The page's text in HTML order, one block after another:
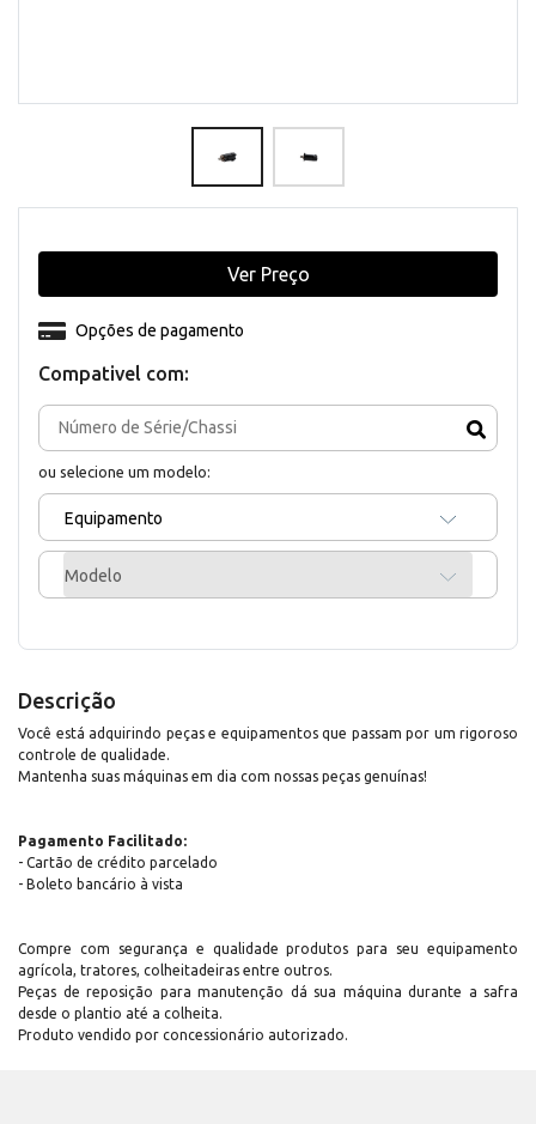
Compativel com:
ou selecione um modelo:
Equipamento
Modelo
Opções de pagamento
Ver Preço
Descrição
Você está adquirindo peças e equipamentos que passam por um rigoroso
controle de qualidade.
Mantenha suas máquinas em dia com nossas peças genuínas!
Pagamento Facilitado:
- Cartão de crédito parcelado
- Boleto bancário à vista
Compre com segurança e qualidade produtos para seu equipamento
agrícola, tratores, colheitadeiras entre outros.
Peças de reposição para manutenção dá sua máquina durante a safra
desde o plantio até a colheita.
Produto vendido por concessionário autorizado.